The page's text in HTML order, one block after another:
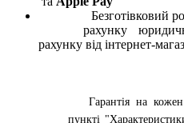
Безготівковий
рахунку
рахунку від інтернет-
Гарантія на
пункті